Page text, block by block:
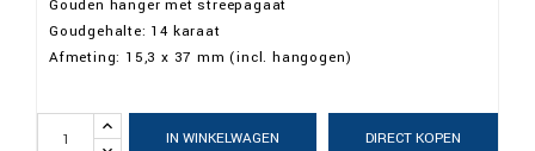
Gouden hanger met streepagaat
Goudgehalte: 14 karaat
Afmeting: 15,3 x 37 mm (incl. hangogen)
IN WINKELWAGEN DIRECT KOPEN